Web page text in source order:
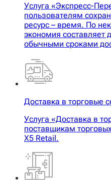
Услуга «Экспресс-
пользователям
ресурс – время. По
экономия составляет
обычными сроками
Доставка в торговые
Услуга «Доставка в
поставщикам
X5 Retail.